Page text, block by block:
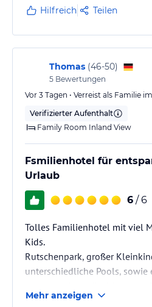
Das Essen auf welches mir
der einfache griechische
Geschmack. Soft-Drinks…
Hilfreich Teilen
Thomas (46-50)
5 Bewertungen
Vor 3 Tagen • Verreist als Familie
Verifizierter Aufenthalt
Family Room Inland View
Fsmilienhotel für
Urlaub
6 / 6
Tolles Familienhotel mit viel
Kids.
Rutschenpark, großer
unterschiedliche Pools,
Die zum Teil renovierten
Mehr anzeigen